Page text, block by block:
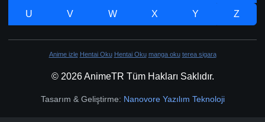
U V W X Y Z
Anime izle Hentai Oku Hentai Oku manga oku terea sigara
© 2026 AnimeTR Tüm Hakları Saklıdır.
Tasarım & Geliştirme: Nanovore Yazılım Teknoloji